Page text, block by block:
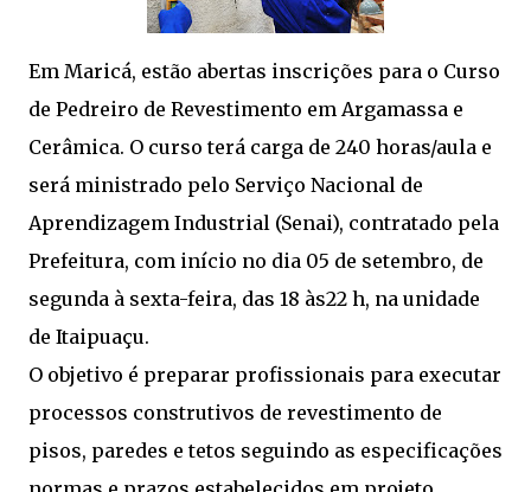
Em Maricá, estão abertas inscrições para o Curso
de Pedreiro de Revestimento em Argamassa e
Cerâmica. O curso terá carga de 240 horas/aula e
será ministrado pelo Serviço Nacional de
Aprendizagem Industrial (Senai), contratado pela
Prefeitura, com início no dia 05 de setembro, de
segunda à sexta-feira, das 18 às22 h, na unidade
de Itaipuaçu.
O objetivo é preparar profissionais para executar
processos construtivos de revestimento de
pisos, paredes e tetos seguindo as especificações